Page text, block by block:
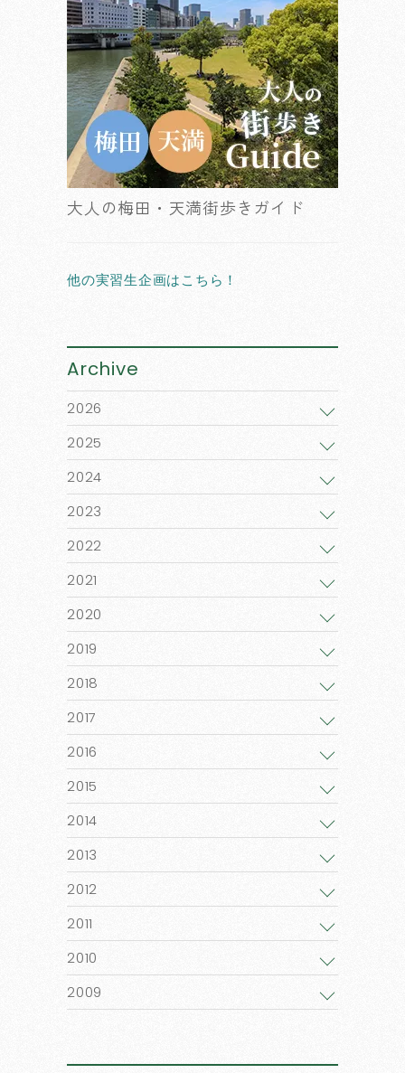
大人の梅田・天満街歩きガイド
他の実習生企画はこちら！
Archive
2026
2025
2024
2023
2022
2021
2020
2019
2018
2017
2016
2015
2014
2013
2012
2011
2010
2009